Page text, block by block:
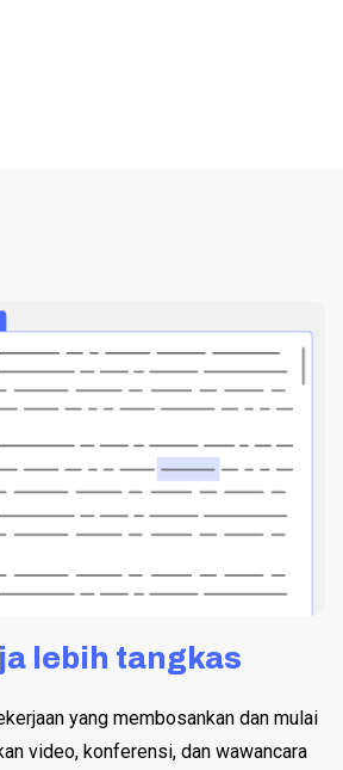
lebih tangkas
yang membosankan dan mulai
video, konferensi, dan wawancara